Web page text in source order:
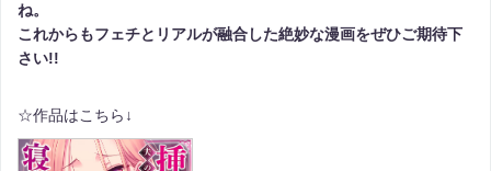
ね。
これからもフェチとリアルが融合した絶妙な漫画をぜひご期待下
さい!!
☆作品はこちら↓